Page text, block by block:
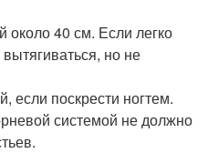
около 40 см. Если легко
но не
если поскрести ногтем.
системой не должно